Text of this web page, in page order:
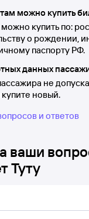
можно купить
купить по:
о рождении,
паспорту РФ.
данных
не
новый.
и ответов
ваши
Туту